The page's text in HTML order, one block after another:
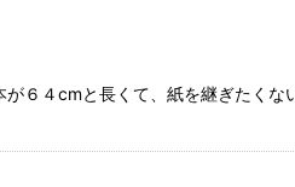
６４cmと長くて、紙を継ぎたく